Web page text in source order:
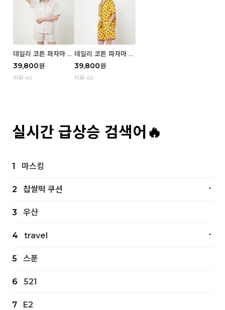
데일리 코튼 파자마 반
팔 세트 (우먼) - 02
Blue cherry
39,800원
리뷰 40
데일리 코튼 파자마 반
팔 세트 (우먼) - 01 Mi
z
39,800원
리뷰 40
실시간 급상승 검색어🔥
1 마스킹
2 찹쌀떡 쿠션 -
3 우산
4 travel -
5 스푼
6 521
7 E2